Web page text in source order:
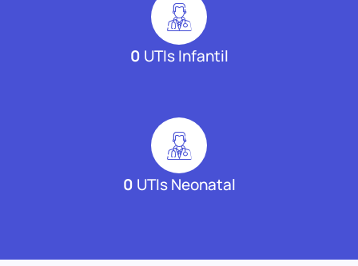
0 UTIs Infantil
0 UTIs Neonatal